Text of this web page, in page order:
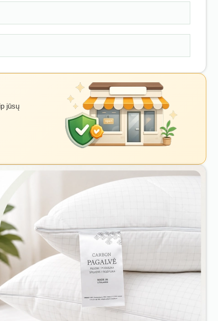
jūsų